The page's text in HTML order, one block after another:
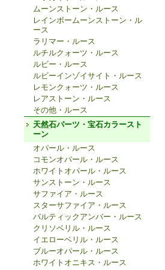
ムーンストーン・ルース
レインボームーンストーン・ル
ース
ラリマー・ルース
ルチルクォーツ・ルース
ルビー・ルース
ルビーインゾイサイト・ルース
レモンクォーツ・ルース
レアストーン・ルース
その他・ルース
天然石パーツ・宝石カラースト
ーン
オパール・ルース
コモンオパール・ルース
ホワイトオパール・ルース
サンストーン・ルース
サファイア・ルース
スターサファイア・ルース
バルティックアンバー・ルース
クリソベリル・ルース
イエローベリル・ルース
ブルーオパール・ルース
ホワイトオニキス・ルース